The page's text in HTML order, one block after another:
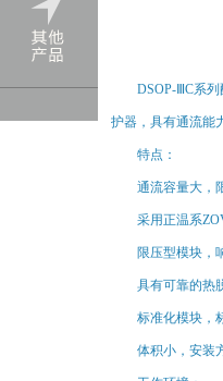
DSOP-ⅢC系列配
护器，具有通流能
特点：
通流容量大，限
采用正温系ZOV
限压型模块，响
具有可靠的热脱
标准化模块，标
体积小，安装方